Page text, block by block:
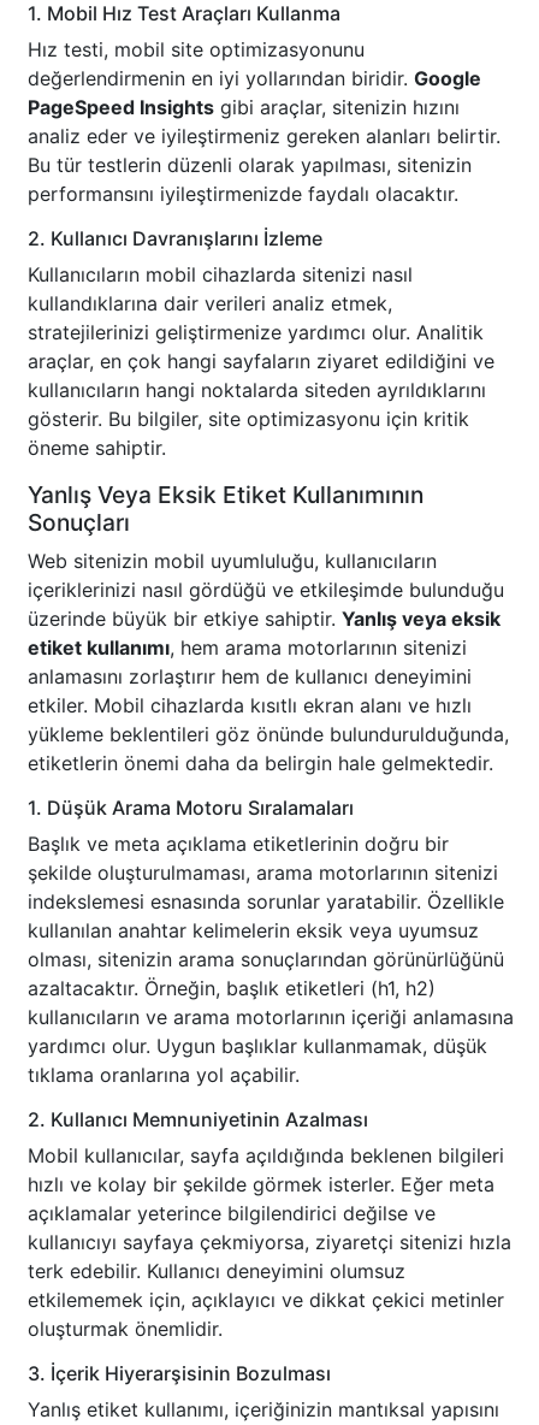
1. Mobil Hız Test Araçları Kullanma
Hız testi, mobil site optimizasyonunu
değerlendirmenin en iyi yollarından biridir. Google
PageSpeed Insights gibi araçlar, sitenizin hızını
analiz eder ve iyileştirmeniz gereken alanları belirtir.
Bu tür testlerin düzenli olarak yapılması, sitenizin
performansını iyileştirmenizde faydalı olacaktır.
2. Kullanıcı Davranışlarını İzleme
Kullanıcıların mobil cihazlarda sitenizi nasıl
kullandıklarına dair verileri analiz etmek,
stratejilerinizi geliştirmenize yardımcı olur. Analitik
araçlar, en çok hangi sayfaların ziyaret edildiğini ve
kullanıcıların hangi noktalarda siteden ayrıldıklarını
gösterir. Bu bilgiler, site optimizasyonu için kritik
öneme sahiptir.
Yanlış Veya Eksik Etiket Kullanımının
Sonuçları
Web sitenizin mobil uyumluluğu, kullanıcıların
içeriklerinizi nasıl gördüğü ve etkileşimde bulunduğu
üzerinde büyük bir etkiye sahiptir. Yanlış veya eksik
etiket kullanımı, hem arama motorlarının sitenizi
anlamasını zorlaştırır hem de kullanıcı deneyimini
etkiler. Mobil cihazlarda kısıtlı ekran alanı ve hızlı
yükleme beklentileri göz önünde bulundurulduğunda,
etiketlerin önemi daha da belirgin hale gelmektedir.
1. Düşük Arama Motoru Sıralamaları
Başlık ve meta açıklama etiketlerinin doğru bir
şekilde oluşturulmaması, arama motorlarının sitenizi
indekslemesi esnasında sorunlar yaratabilir. Özellikle
kullanılan anahtar kelimelerin eksik veya uyumsuz
olması, sitenizin arama sonuçlarından görünürlüğünü
azaltacaktır. Örneğin, başlık etiketleri (h1, h2)
kullanıcıların ve arama motorlarının içeriği anlamasına
yardımcı olur. Uygun başlıklar kullanmamak, düşük
tıklama oranlarına yol açabilir.
2. Kullanıcı Memnuniyetinin Azalması
Mobil kullanıcılar, sayfa açıldığında beklenen bilgileri
hızlı ve kolay bir şekilde görmek isterler. Eğer meta
açıklamalar yeterince bilgilendirici değilse ve
kullanıcıyı sayfaya çekmiyorsa, ziyaretçi sitenizi hızla
terk edebilir. Kullanıcı deneyimini olumsuz
etkilememek için, açıklayıcı ve dikkat çekici metinler
oluşturmak önemlidir.
3. İçerik Hiyerarşisinin Bozulması
Yanlış etiket kullanımı, içeriğinizin mantıksal yapısını